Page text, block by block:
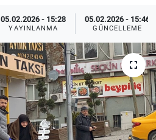
05.02.2026 - 15:28
YAYINLANMA
05.02.2026 - 15:46
GÜNCELLEME